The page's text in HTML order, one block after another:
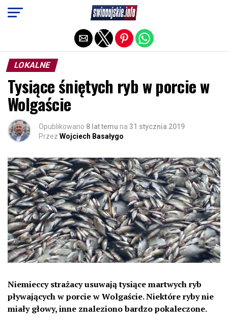
LOKALNE
Tysiące śniętych ryb w porcie w
Wolgaście
Opublikowano 8 lat temu na 31 stycznia 2019
Przez Wojciech Basałygo
Niemieccy strażacy usuwają tysiące martwych ryb
pływających w porcie w Wolgaście. Niektóre ryby nie
miały głowy, inne znaleziono bardzo pokaleczone.
Exit mobile version